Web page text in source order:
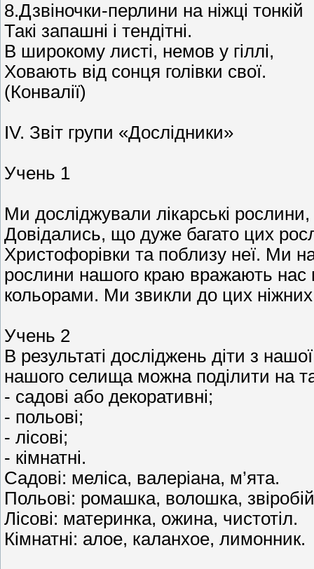
8.Дзвіночки-перлини на ніжці тонкій
Такі запашні і тендітні.
В широкому листі, немов у гіллі,
Ховають від сонця голівки свої.
(Конвалії)
IV. Звіт групи «Дослідники»
Учень 1
Ми досліджували лікарські
Довідались, що дуже багато цих
Христофорівки та поблизу неї. Ми
рослини нашого краю вражають
кольорами. Ми звикли до цих
Учень 2
В результаті досліджень діти з
нашого селища можна поділити на
- садові або декоративні;
- польові;
- лісові;
- кімнатні.
Садові: меліса, валеріана, м’ята.
Польові: ромашка, волошка,
Лісові: материнка, ожина, чистотіл.
Кімнатні: алое, каланхое, лимонник.